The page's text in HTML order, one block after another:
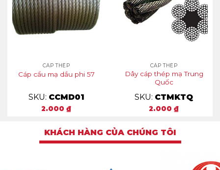
CÁP THÉP
Cáp cẩu mạ dầu phi 57
SKU: CCMD01
2.000 ₫
CÁP THÉP
Dây cáp thép mạ Trung
Quốc
SKU: CTMKTQ
2.000 ₫
KHÁCH HÀNG CỦA CHÚNG TÔI